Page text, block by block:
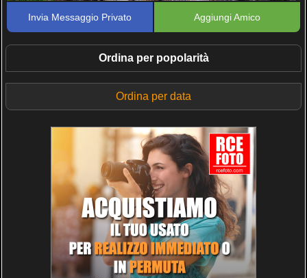
Invia Messaggio Privato Aggiungi Amico
Ordina per popolarità
Ordina per data